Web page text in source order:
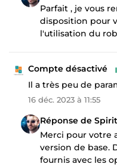
Parfait , je vous
disposition pour
l'utilisation du
Compte désactivé
Il a très peu de
16 déc. 2023 à 11:55
Réponse de
Merci pour votre
version de base.
fournis avec les